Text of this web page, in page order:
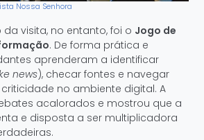
Nossa Senhora
visita, no entanto, foi o Jogo de
. De forma prática e
aprenderam a identificar
news), checar fontes e navegar
no ambiente digital. A
acalorados e mostrou que a
e disposta a ser multiplicadora